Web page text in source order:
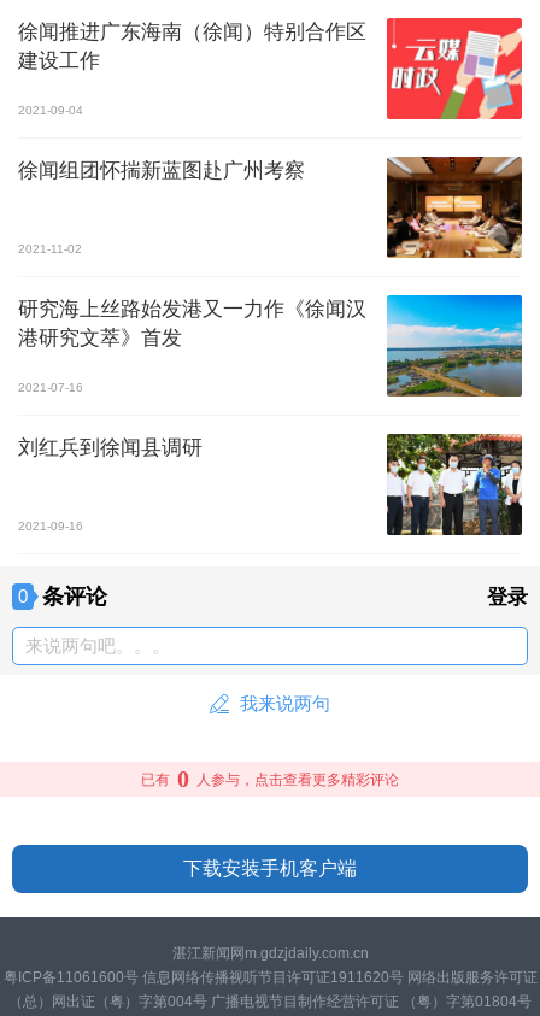
徐闻推进广东海南（徐闻）特别合作区
建设工作
2021-09-04
徐闻组团怀揣新蓝图赴广州考察
2021-11-02
研究海上丝路始发港又一力作《徐闻汉
港研究文萃》首发
2021-07-16
刘红兵到徐闻县调研
2021-09-16
0 条评论 登录
来说两句吧。。。
我来说两句
已有 0 人参与，点击查看更多精彩评论
下载安装手机客户端
湛江新闻网m.gdzjdaily.com.cn
粤ICP备11061600号 信息网络传播视听节目许可证1911620号 网络出版服务许可证
（总）网出证（粤）字第004号 广播电视节目制作经营许可证 （粤）字第01804号